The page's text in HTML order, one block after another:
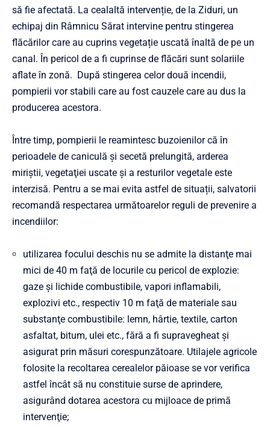
să fie afectată. La cealaltă intervenție, de la Ziduri, un
echipaj din Râmnicu Sărat intervine pentru stingerea
flăcărilor care au cuprins vegetație uscată înaltă de pe un
canal. În pericol de a fi cuprinse de flăcări sunt solariile
aflate în zonă. După stingerea celor două incendii,
pompierii vor stabili care au fost cauzele care au dus la
producerea acestora.
Între timp, pompierii le reamintesc buzoienilor că în
perioadele de caniculă şi secetă prelungită, arderea
miriştii, vegetaţiei uscate şi a resturilor vegetale este
interzisă. Pentru a se mai evita astfel de situații, salvatorii
recomandă respectarea următoarelor reguli de prevenire a
incendiilor:
utilizarea focului deschis nu se admite la distanţe mai
mici de 40 m faţă de locurile cu pericol de explozie:
gaze şi lichide combustibile, vapori inflamabili,
explozivi etc., respectiv 10 m faţă de materiale sau
substanţe combustibile: lemn, hârtie, textile, carton
asfaltat, bitum, ulei etc., fără a fi supravegheat şi
asigurat prin măsuri corespunzătoare. Utilajele agricole
folosite la recoltarea cerealelor păioase se vor verifica
astfel încât să nu constituie surse de aprindere,
asigurând dotarea acestora cu mijloace de primă
intervenţie;